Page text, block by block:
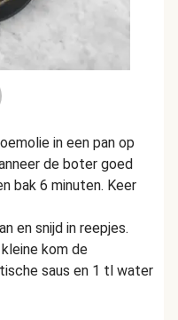
in een pan op
de boter goed
bak 6 minuten. Keer
en snijd in reepjes.
kom de
saus en 1 tl water